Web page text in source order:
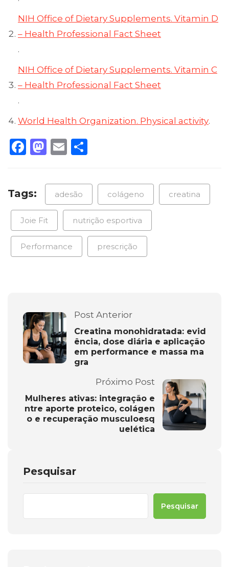
NIH Office of Dietary Supplements. Vitamin D
– Health Professional Fact Sheet
.
NIH Office of Dietary Supplements. Vitamin C
– Health Professional Fact Sheet
.
World Health Organization. Physical activity.
Facebook
Mastodon
Email
Tags: adesão colágeno creatina
Joie Fit nutrição esportiva
Performance prescrição
Post Anterior
Creatina monohidratada: evid
ência, dose diária e aplicação
em performance e massa ma
gra
Próximo Post
Mulheres ativas: integração e
ntre aporte proteico, colágen
o e recuperação musculoesq
uelética
Pesquisar
Pesquisar